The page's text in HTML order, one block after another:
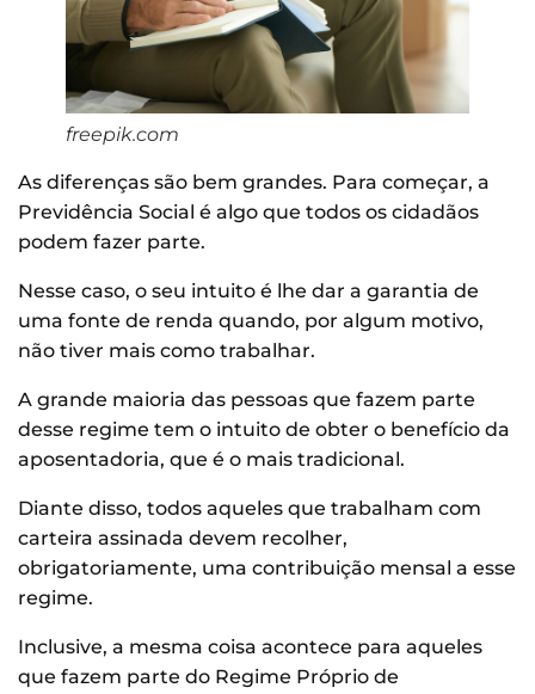
freepik.com
As diferenças são bem grandes. Para começar, a
Previdência Social é algo que todos os cidadãos
podem fazer parte.
Nesse caso, o seu intuito é lhe dar a garantia de
uma fonte de renda quando, por algum motivo,
não tiver mais como trabalhar.
A grande maioria das pessoas que fazem parte
desse regime tem o intuito de obter o benefício da
aposentadoria, que é o mais tradicional.
Diante disso, todos aqueles que trabalham com
carteira assinada devem recolher,
obrigatoriamente, uma contribuição mensal a esse
regime.
Inclusive, a mesma coisa acontece para aqueles
que fazem parte do Regime Próprio de